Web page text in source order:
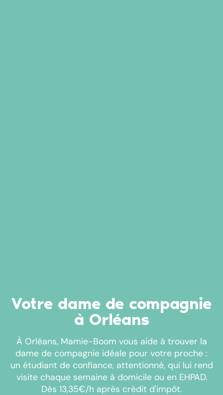
Votre dame de compagnie
à Orléans
À Orléans, Mamie-Boom vous aide à trouver la
dame de compagnie idéale pour votre proche :
un étudiant de confiance, attentionné, qui lui rend
visite chaque semaine à domicile ou en EHPAD.
Dès 13,35€/h après crédit d'impôt.